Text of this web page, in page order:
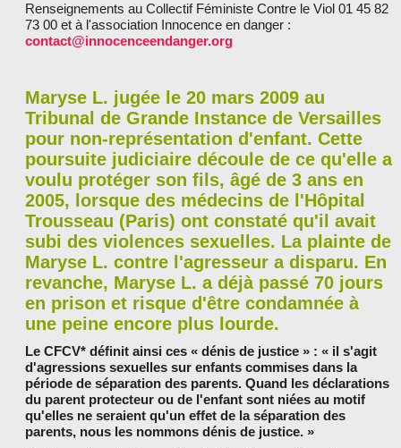
Renseignements au Collectif Féministe Contre le Viol 01 45 82
73 00 et à l'association Innocence en danger :
contact@innocenceendanger.org
Maryse L. jugée le 20 mars 2009 au
Tribunal de Grande Instance de Versailles
pour non-représentation d'enfant. Cette
poursuite judiciaire découle de ce qu'elle a
voulu protéger son fils, âgé de 3 ans en
2005, lorsque des médecins de l'Hôpital
Trousseau (Paris) ont constaté qu'il avait
subi des violences sexuelles. La plainte de
Maryse L. contre l'agresseur a disparu. En
revanche, Maryse L. a déjà passé 70 jours
en prison et risque d'être condamnée à
une peine encore plus lourde.
Le CFCV* définit ainsi ces « dénis de justice » : « il s'agit
d'agressions sexuelles sur enfants commises dans la
période de séparation des parents. Quand les déclarations
du parent protecteur ou de l'enfant sont niées au motif
qu'elles ne seraient qu'un effet de la séparation des
parents, nous les nommons dénis de justice. »